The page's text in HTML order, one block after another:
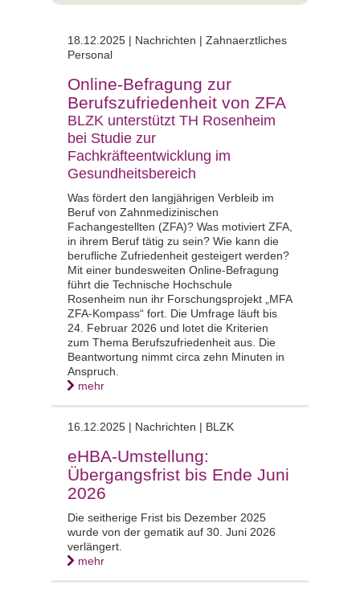
18.12.2025 | Nachrichten | Zahnaerztliches
Personal
Online-Befragung zur
Berufszufriedenheit von ZFA
BLZK unterstützt TH Rosenheim
bei Studie zur
Fachkräfteentwicklung im
Gesundheitsbereich
Was fördert den langjährigen Verbleib im
Beruf von Zahnmedizinischen
Fachangestellten (ZFA)? Was motiviert ZFA,
in ihrem Beruf tätig zu sein? Wie kann die
berufliche Zufriedenheit gesteigert werden?
Mit einer bundesweiten Online-Befragung
führt die Technische Hochschule
Rosenheim nun ihr Forschungsprojekt „MFA
ZFA-Kompass“ fort. Die Umfrage läuft bis
24. Februar 2026 und lotet die Kriterien
zum Thema Berufszufriedenheit aus. Die
Beantwortung nimmt circa zehn Minuten in
Anspruch.
mehr
16.12.2025 | Nachrichten | BLZK
eHBA-Umstellung:
Übergangsfrist bis Ende Juni
2026
Die seitherige Frist bis Dezember 2025
wurde von der gematik auf 30. Juni 2026
verlängert.
mehr